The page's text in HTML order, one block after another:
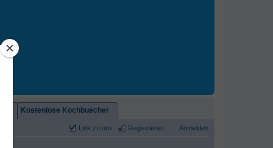
Kostenlose Kochbuecher
Anmelden
Registrieren
Link zu uns